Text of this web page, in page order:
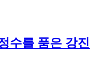
수를 품은 강진